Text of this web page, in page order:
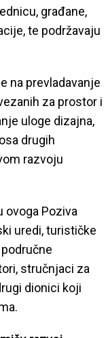
građane,
te podržavaju
na prevladavanje
za prostor i
uloge dizajna,
drugih
razvoju
ovoga Poziva
uredi, turističke
stručnjaci za
dionici koji